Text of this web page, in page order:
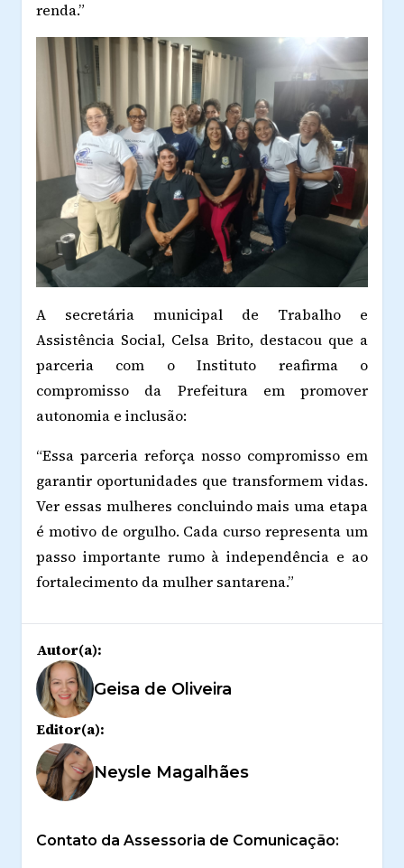
renda.”
A secretária municipal de Trabalho e
Assistência Social, Celsa Brito, destacou que a
parceria com o Instituto reafirma o
compromisso da Prefeitura em promover
autonomia e inclusão:
“Essa parceria reforça nosso compromisso em
garantir oportunidades que transformem vidas.
Ver essas mulheres concluindo mais uma etapa
é motivo de orgulho. Cada curso representa um
passo importante rumo à independência e ao
fortalecimento da mulher santarena.”
Autor(a):
Geisa de Oliveira
Editor(a):
Neysle Magalhães
Contato da Assessoria de Comunicação: